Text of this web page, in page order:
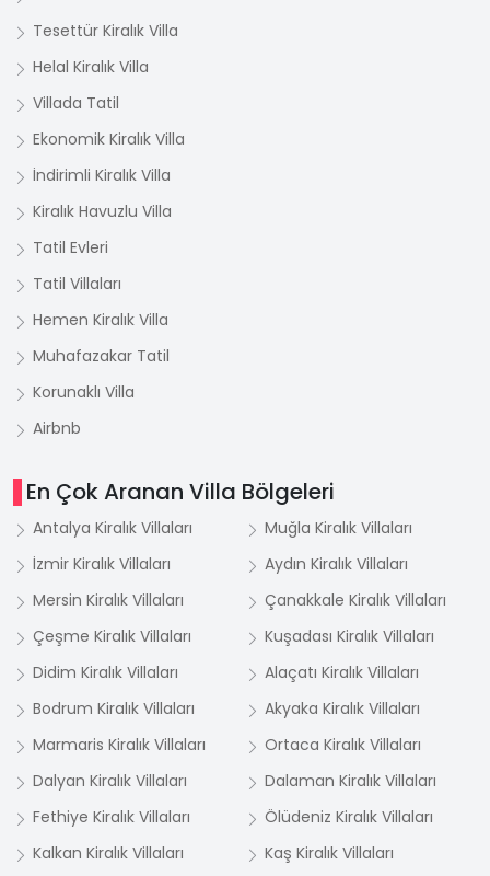
Tesettür Kiralık Villa
Helal Kiralık Villa
Villada Tatil
Ekonomik Kiralık Villa
İndirimli Kiralık Villa
Kiralık Havuzlu Villa
Tatil Evleri
Tatil Villaları
Hemen Kiralık Villa
Muhafazakar Tatil
Korunaklı Villa
Airbnb
En Çok Aranan Villa Bölgeleri
Antalya Kiralık Villaları
Muğla Kiralık Villaları
İzmir Kiralık Villaları
Aydın Kiralık Villaları
Mersin Kiralık Villaları
Çanakkale Kiralık Villaları
Çeşme Kiralık Villaları
Kuşadası Kiralık Villaları
Didim Kiralık Villaları
Alaçatı Kiralık Villaları
Bodrum Kiralık Villaları
Akyaka Kiralık Villaları
Marmaris Kiralık Villaları
Ortaca Kiralık Villaları
Dalyan Kiralık Villaları
Dalaman Kiralık Villaları
Fethiye Kiralık Villaları
Ölüdeniz Kiralık Villaları
Kalkan Kiralık Villaları
Kaş Kiralık Villaları